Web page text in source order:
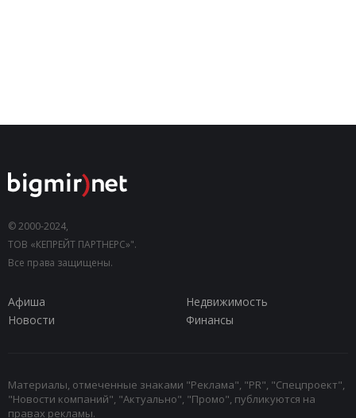
© 2000-2024,
ТОВ «КЕПРЕЙТ ПАРТНЕРС»".
Все права защищены.
Афиша
Недвижимость
Новости
Финансы
Материалы, отмеченные знаками "Реклама", "PR", "Спецпроект",
"Новости компаний", "Актуально", "Промо", публикуются на
правах рекламы.